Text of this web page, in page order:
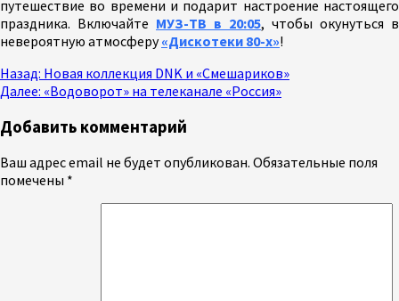
путешествие во времени и подарит настроение настоящего
праздника. Включайте МУЗ-ТВ в 20:05, чтобы окунуться в
невероятную атмосферу«Дискотеки 80-х»!
Продолжить
чтение
Назад: Новая коллекция DNK и «Смешариков»
Далее: «Водоворот» на телеканале «Россия»
Добавить комментарий
Ваш адрес email не будет опубликован. Обязательные поля
помечены *